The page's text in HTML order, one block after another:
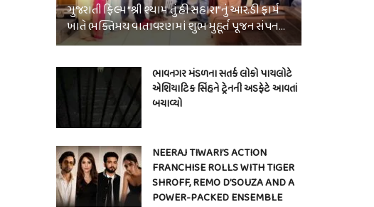
ગુજરાતી ફિલ્મ “શ્રી શ્યામ તું હી સહારા”નું આર.ડી ફાર્મ
ખાતે ભક્તિમય વાતાવરણમાં શુભ મુહૂર્ત પૂજન સંપન…
ભાવનગર મંડળના સતર્ક લોકો પાયલોટે
એશિયાટિક સિંહને ટ્રેનની અડફેટે આવતાં
બચાવ્યો
NEERAJ TIWARI’S ACTION
FRANCHISE ROLLS WITH TIGER
SHROFF, REMO D’SOUZA AND A
POWER-PACKED ENSEMBLE